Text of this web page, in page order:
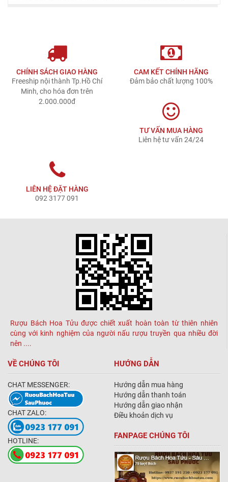
CHÍNH SÁCH GIAO HÀNG
Freeship nội thành Tp.Hồ Chí
Minh, cho hóa đơn trên
2.000.000đ
CAM KẾT CHÍNH HÃNG
Đảm bảo chất lượng 100%
TƯ VẤN MUA HÀNG
Liên hệ tư vấn 24/24
LIÊN HỆ ĐẶT HÀNG
092 3177 091
Rượu Bách Hoa Tửu được chiết xuất hoàn toàn từ thiên nhiên
cùng với kinh nghiệm của người nấu rượu truyền qua nhiều đời
nên ....
VỀ CHÚNG TÔI
CHAT MESSENGER:
CHAT ZALO:
HOTLINE:
HƯỚNG DẪN
Hướng dẫn mua hàng
Hướng dẫn thanh toán
Hướng dẫn giao nhận
Điều khoản dịch vụ
FANPAGE CHÚNG TÔI